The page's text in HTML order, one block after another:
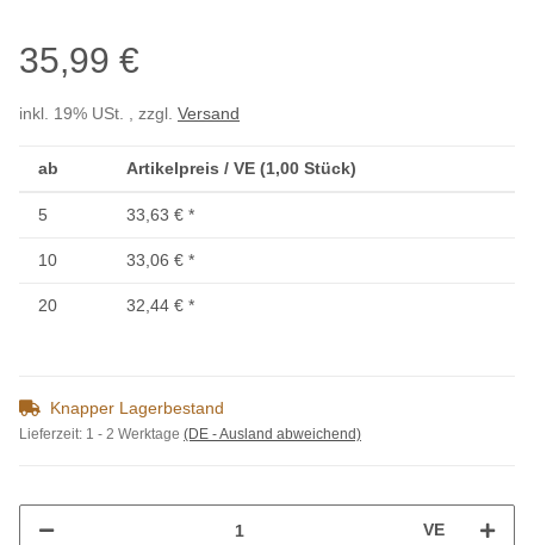
35,99 €
inkl. 19% USt. , zzgl. Versand
ab Artikelpreis / VE (1,00 Stück)
5 33,63 € *
10 33,06 € *
20 32,44 € *
Knapper Lagerbestand
Lieferzeit: 1 - 2 Werktage (DE - Ausland abweichend)
VE